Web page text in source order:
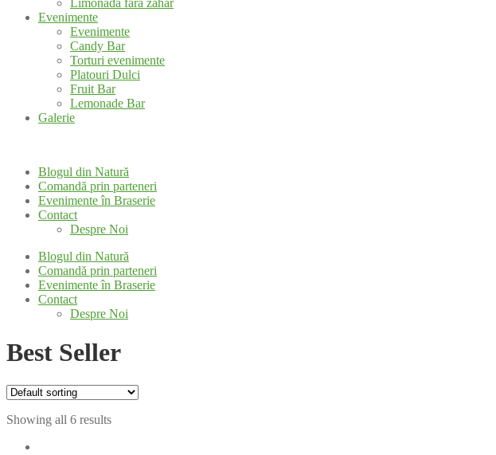
Limonadă fără zahăr
Evenimente
Evenimente
Candy Bar
Torturi evenimente
Platouri Dulci
Fruit Bar
Lemonade Bar
Galerie
Blogul din Natură
Comandă prin parteneri
Evenimente în Braserie
Contact
Despre Noi
Blogul din Natură
Comandă prin parteneri
Evenimente în Braserie
Contact
Despre Noi
Best Seller
Showing all 6 results